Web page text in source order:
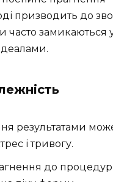
призводить до
часто замикаються
результатами
і тривогу.
до